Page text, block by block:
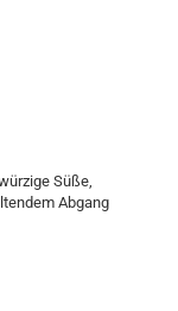
Süße,
Abgang